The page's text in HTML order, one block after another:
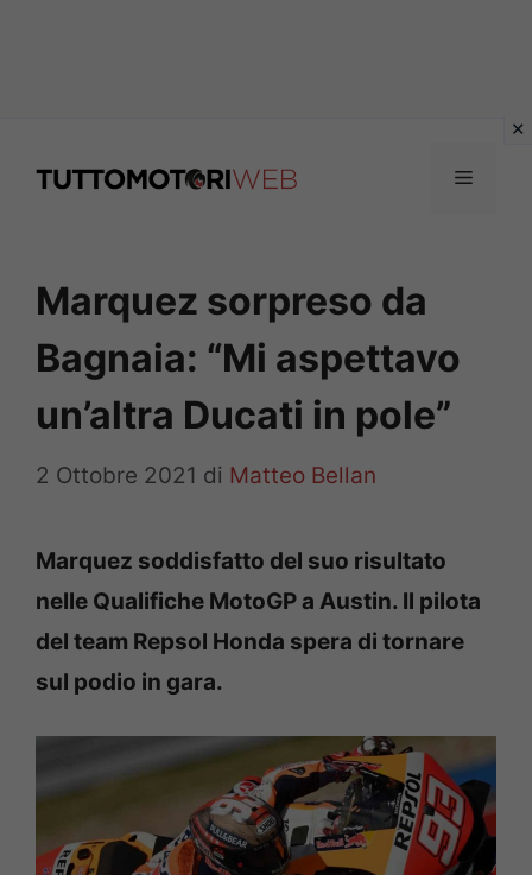
Menu
Marquez sorpreso da
Bagnaia: “Mi aspettavo
un’altra Ducati in pole”
2 Ottobre 2021 di Matteo Bellan
Marquez soddisfatto del suo risultato
nelle Qualifiche MotoGP a Austin. Il pilota
del team Repsol Honda spera di tornare
sul podio in gara.